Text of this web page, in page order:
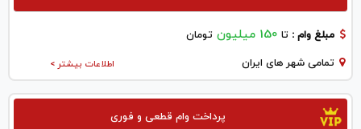
مبلغ وام : تا 150 میلیون تومان
اطلاعات بیشتر > تمامی شهر های ایران
پرداخت وام قطعی و فوری